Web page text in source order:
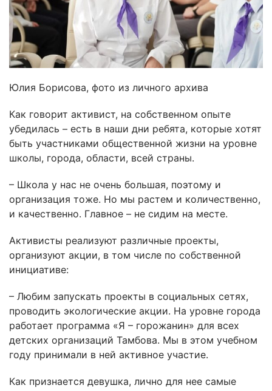
Юлия Борисова, фото из личного архива
Как говорит активист, на собственном опыте
убедилась – есть в наши дни ребята, которые хотят
быть участниками общественной жизни на уровне
школы, города, области, всей страны.
– Школа у нас не очень большая, поэтому и
организация тоже. Но мы растем и количественно,
и качественно. Главное – не сидим на месте.
Активисты реализуют различные проекты,
организуют акции, в том числе по собственной
инициативе:
– Любим запускать проекты в социальных сетях,
проводить экологические акции. На уровне города
работает программа «Я – горожанин» для всех
детских организаций Тамбова. Мы в этом учебном
году принимали в ней активное участие.
Как признается девушка, лично для нее самые